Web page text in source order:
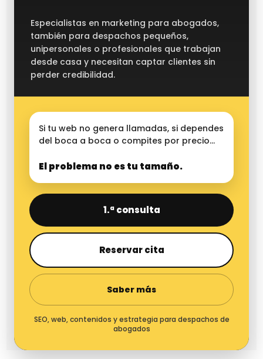
Especialistas en marketing para abogados,
también para despachos pequeños,
unipersonales o profesionales que trabajan
desde casa y necesitan captar clientes sin
perder credibilidad.
Si tu web no genera llamadas, si dependes
del boca a boca o compites por precio…
El problema no es tu tamaño.
1.ª consulta
Reservar cita
Saber más
SEO, web, contenidos y estrategia para despachos de
abogados